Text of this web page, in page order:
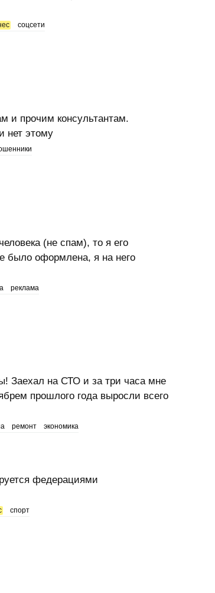
соцсети
и прочим консультантам.
нет этому
(не спам), то я его
было оформлена, я на него
реклама
Заехал на СТО и за три часа мне
прошлого года выросли всего
ремонт экономика
федерациями
спорт